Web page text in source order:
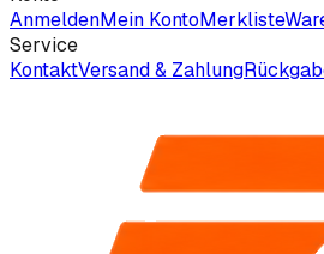
AnmeldenMein KontoMerkliste
Service
KontaktVersand & Zahlung